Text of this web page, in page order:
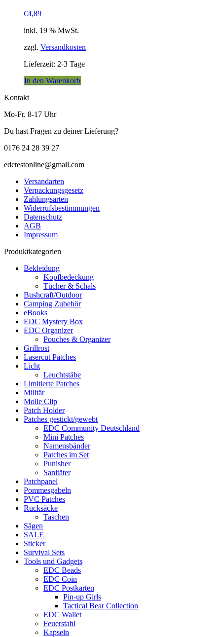
€4,89
inkl. 19 % MwSt.
zzgl. Versandkosten
Lieferzeit: 2-3 Tage
In den Warenkorb
Kontakt
Mo-Fr. 8-17 Uhr
Du hast Fragen zu deiner Lieferung?
0176 24 28 39 27
edctestonline@gmail.com
Versandarten
Verpackungsgesetz
Zahlungsarten
Widerrufsbestimmungen
Datenschutz
AGB
Impressum
Produktkategorien
Bekleidung
Kopfbedeckung
Tücher & Schals
Bushcraft/Outdoor
Camping Zubehör
eBooks
EDC Mystery Box
EDC Organizer
Pouches & Organizer
Grillrost
Lasercut Patches
Licht
Leuchtstäbe
Limitierte Patches
Militär
Molle Clip
Patch Holder
Patches gestickt/gewebt
EDC Community Deutschland
Mini Patches
Namensbänder
Patches im Set
Punisher
Sanitäter
Patchpanel
Pommesgabeln
PVC Patches
Rucksäcke
Taschen
Sägen
SALE
Sticker
Survival Sets
Tools und Gadgets
EDC Beads
EDC Coin
EDC Postkarten
Pin-up Girls
Tactical Bear Collection
EDC Wallet
Feuerstahl
Kapseln